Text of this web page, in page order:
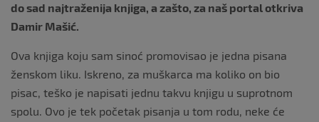
do sad najtraženija knjiga, a zašto, za naš portal otkriva
Damir Mašić.
Ova knjiga koju sam sinoć promovisao je jedna pisana
ženskom liku. Iskreno, za muškarca ma koliko on bio
pisac, teško je napisati jednu takvu knjigu u suprotnom
spolu. Ovo je tek početak pisanja u tom rodu, neke će